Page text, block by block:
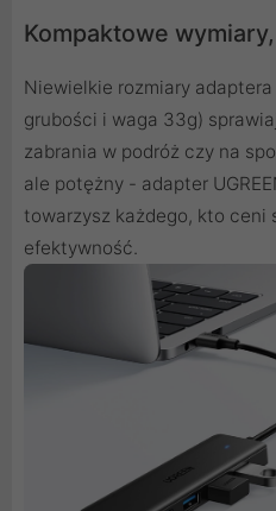
Kompaktowe
Niewielkie rozmiary
grubości i waga 33g)
zabrania w podróż czy na
ale potężny - adapter
towarzysz każdego, kto ceni
efektywność.